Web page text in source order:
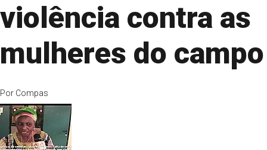
violência contra as
mulheres do campo
Por Compas